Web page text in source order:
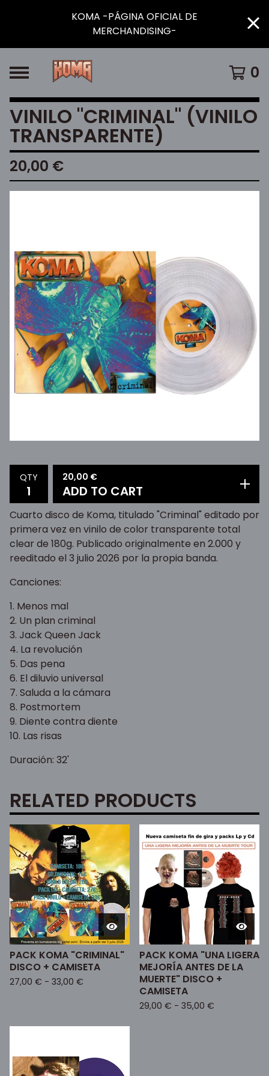
KOMA -PÁGINA OFICIAL DE
MERCHANDISING-
0
VINILO "CRIMINAL" (VINILO
TRANSPARENTE)
20,00 €
QTY 20,00 €
ADD TO CART
Cuarto disco de Koma, titulado "Criminal" editado por
primera vez en vinilo de color transparente total
clear de 180g. Publicado originalmente en 2.000 y
reeditado el 3 julio 2026 por la propia banda.
Canciones:
1. Menos mal
2. Un plan criminal
3. Jack Queen Jack
4. La revolución
5. Das pena
6. El diluvio universal
7. Saluda a la cámara
8. Postmortem
9. Diente contra diente
10. Las risas
Duración: 32'
RELATED PRODUCTS
PACK KOMA "CRIMINAL"
DISCO + CAMISETA
27,00 € - 33,00 €
PACK KOMA "UNA LIGERA
MEJORÍA ANTES DE LA
MUERTE" DISCO +
CAMISETA
29,00 € - 35,00 €